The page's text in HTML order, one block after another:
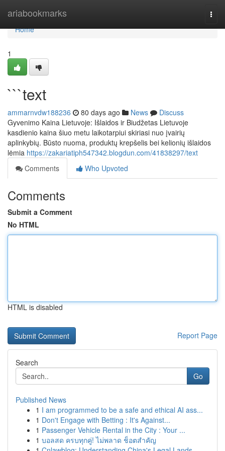
ariabookmarks
Home
Home
1
```text
ammarnvdw188236 80 days ago News
Discuss
Gyvenimo Kaina Lietuvoje: Išlaidos ir Biudžetas Lietuvoje
kasdienio kaina šiuo metu laikotarpiui skiriasi nuo įvairių
aplinkybių. Būsto nuoma, produktų krepšelis bei kelionių išlaidos
lėmia https://zakariatiph547342.blogdun.com/41838297/text
Comments
Who Upvoted
Comments
Submit a Comment
No HTML
HTML is disabled
Report Page
Search
Go
Published News
1 I am programmed to be a safe and ethical AI ass...
1 Don't Engage with Betting : It's Against...
1 Passenger Vehicle Rental in the City : Your ...
1 บอลสด ครบทุกคู่! ไม่พลาด ช็อตสำคัญ